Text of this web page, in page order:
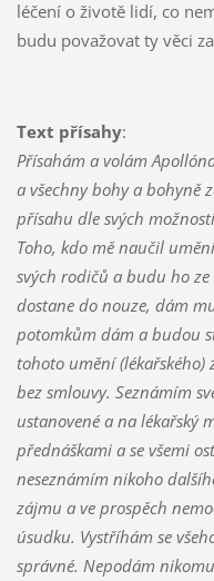
léčení o životě lidí, co
budu považovat ty věci
Text přísahy:
Přísahám a volám
a všechny bohy a bohyně
přísahu dle svých
Toho, kdo mě naučil
svých rodičů a budu ho
dostane do nouze, dám
potomkům dám a budou
tohoto umění
bez smlouvy. Seznámím
ustanovené a na lékařský
přednáškami a se všemi
neseznámím nikoho
zájmu a ve prospěch
úsudku. Vystříhám se
správné. Nepodám